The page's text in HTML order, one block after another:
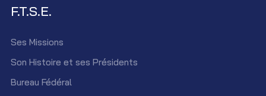
F.T.S.E.
Ses Missions
Son Histoire et ses Présidents
Bureau Fédéral